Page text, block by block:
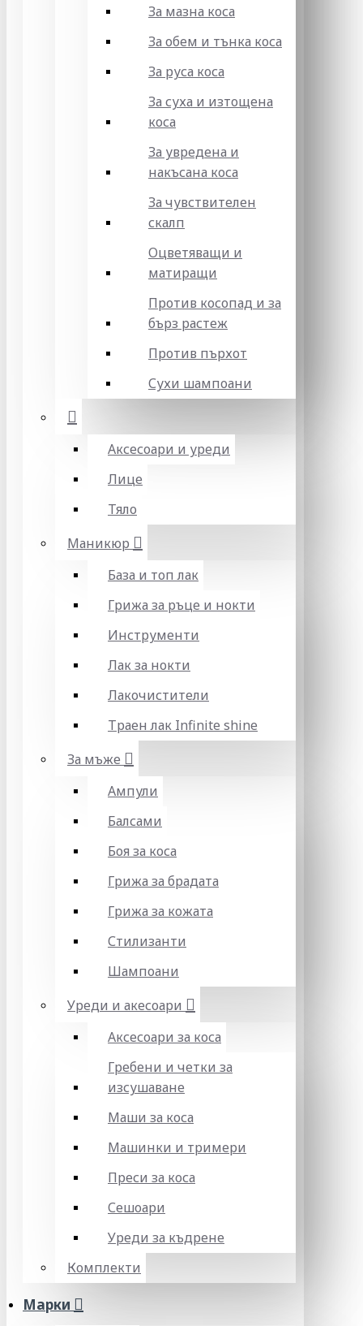
За мазна коса
За обем и тънка коса
За руса коса
За суха и изтощена
коса
За увредена и
накъсана коса
За чувствителен
скалп
Оцветяващи и
матиращи
Против косопад и за
бърз растеж
Против пърхот
Сухи шампоани
Аксесоари и уреди
Лице
Тяло
Маникюр
База и топ лак
Грижа за ръце и нокти
Инструменти
Лак за нокти
Лакочистители
Траен лак Infinite shine
За мъже
Ампули
Балсами
Боя за коса
Грижа за брадата
Грижа за кожата
Стилизанти
Шампоани
Уреди и акесоари
Аксесоари за коса
Гребени и четки за
изсушаване
Маши за коса
Машинки и тримери
Преси за коса
Сешоари
Уреди за къдрене
Комплекти
Марки